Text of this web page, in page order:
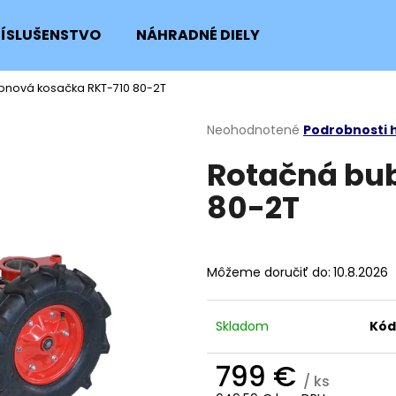
NÁHRADNÉ DIELY
kosačka RKT-710 80-2T
Priemerné
produktu
je
0,0
z
Neohodnotené Podrobnosti
Rotačná
80-2T
Môžeme doručiť do: 10.8.2026
Skladom
799 € / ks
Čo potrebujete nájsť?
HĽADAŤ
SKRUTKA NOŽA KOSAČKY
POISTNÝ KRÚŽOK